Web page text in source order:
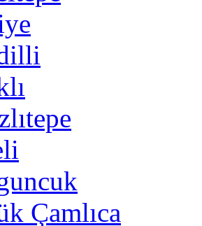
Çamlıca